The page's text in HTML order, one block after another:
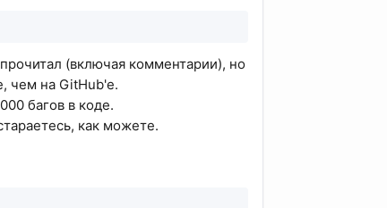
(включая комментарии), но
чем на GitHub'е.
багов в коде.
как можете.